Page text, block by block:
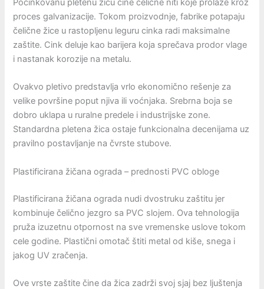
Pocinkovanu pletenu žicu čine čelične niti koje prolaze kroz
proces galvanizacije. Tokom proizvodnje, fabrike potapaju
čelične žice u rastopljenu leguru cinka radi maksimalne
zaštite. Cink deluje kao barijera koja sprečava prodor vlage
i nastanak korozije na metalu.
Ovakvo pletivo predstavlja vrlo ekonomično rešenje za
velike površine poput njiva ili voćnjaka. Srebrna boja se
dobro uklapa u ruralne predele i industrijske zone.
Standardna pletena žica ostaje funkcionalna decenijama uz
pravilno postavljanje na čvrste stubove.
Plastificirana žičana ograda – prednosti PVC obloge
Plastificirana žičana ograda nudi dvostruku zaštitu jer
kombinuje čelično jezgro sa PVC slojem. Ova tehnologija
pruža izuzetnu otpornost na sve vremenske uslove tokom
cele godine. Plastični omotač štiti metal od kiše, snega i
jakog UV zračenja.
Ove vrste zaštite čine da žica zadrži svoj sjaj bez ljuštenja